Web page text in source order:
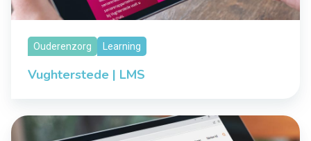
Ouderenzorg Learning
Vughterstede | LMS